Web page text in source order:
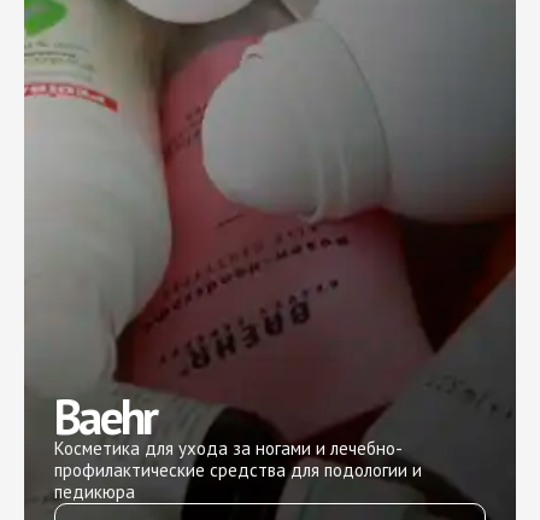
Baehr
Косметика для ухода за ногами и лечебно-
профилактические средства для подологии и
педикюра